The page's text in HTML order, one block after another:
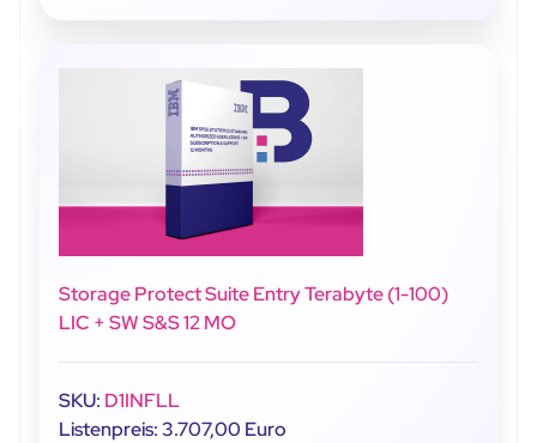
Storage Protect Suite Entry Terabyte (1-100)
LIC + SW S&S 12 MO
SKU: D1INFLL
Listenpreis: 3.707,00 Euro